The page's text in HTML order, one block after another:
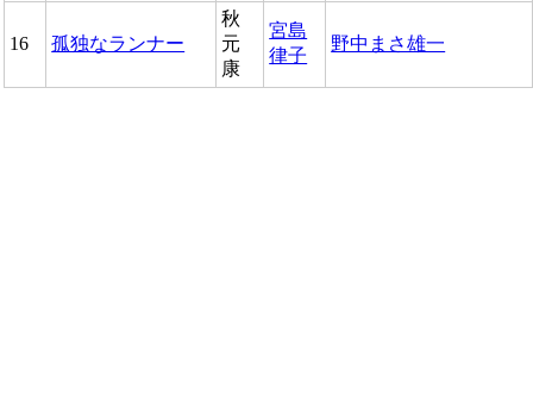
16 孤独なランナー
秋
元
康
宮島
律子
野中まさ雄一